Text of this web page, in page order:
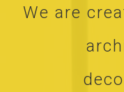
We are